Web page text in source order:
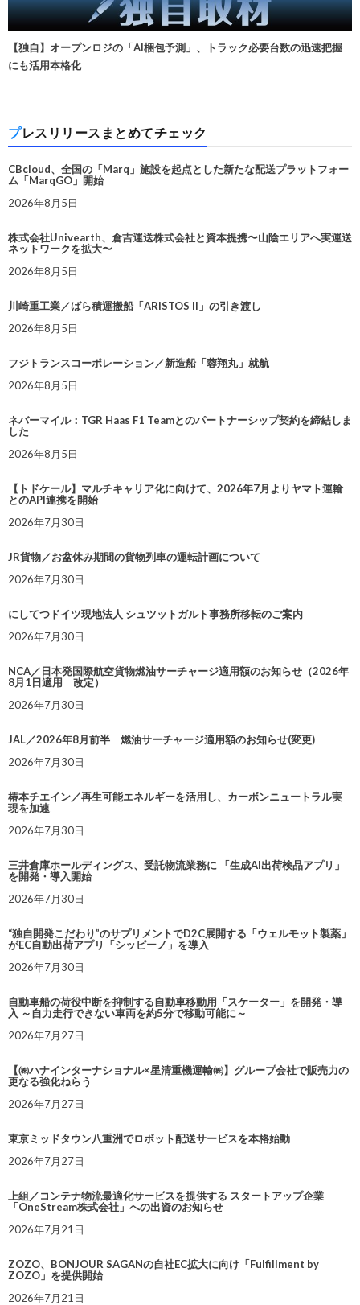
【独自】オープンロジの「AI梱包予測」、トラック必要台数の迅速把握
にも活用本格化
プレスリリースまとめてチェック
CBcloud、全国の「Marq」施設を起点とした新たな配送プラットフォー
ム「MarqGO」開始
2026年8月5日
株式会社Univearth、倉吉運送株式会社と資本提携〜山陰エリアへ実運送
ネットワークを拡大〜
2026年8月5日
川崎重工業／ばら積運搬船「ARISTOS II」の引き渡し
2026年8月5日
フジトランスコーポレーション／新造船「蓉翔丸」就航
2026年8月5日
ネバーマイル：TGR Haas F1 Teamとのパートナーシップ契約を締結しま
した
2026年8月5日
【トドケール】マルチキャリア化に向けて、2026年7月よりヤマト運輸
とのAPI連携を開始
2026年7月30日
JR貨物／お盆休み期間の貨物列車の運転計画について
2026年7月30日
にしてつドイツ現地法人 シュツットガルト事務所移転のご案内
2026年7月30日
NCA／日本発国際航空貨物燃油サーチャージ適用額のお知らせ（2026年
8月1日適用 改定）
2026年7月30日
JAL／2026年8月前半 燃油サーチャージ適用額のお知らせ(変更)
2026年7月30日
椿本チエイン／再生可能エネルギーを活用し、カーボンニュートラル実
現を加速
2026年7月30日
三井倉庫ホールディングス、受託物流業務に 「生成AI出荷検品アプリ」
を開発・導入開始
2026年7月30日
“独自開発こだわり”のサプリメントでD2C展開する「ウェルモット製薬」
がEC自動出荷アプリ「シッピーノ」を導入
2026年7月30日
自動車船の荷役中断を抑制する自動車移動用「スケーター」を開発・導
入 ～自力走行できない車両を約5分で移動可能に～
2026年7月27日
【㈱ハナインターナショナル×星清重機運輸㈱】グループ会社で販売力の
更なる強化ねらう
2026年7月27日
東京ミッドタウン八重洲でロボット配送サービスを本格始動
2026年7月27日
上組／コンテナ物流最適化サービスを提供する スタートアップ企業
「OneStream株式会社」への出資のお知らせ
2026年7月21日
ZOZO、BONJOUR SAGANの自社EC拡大に向け「Fulfillment by
ZOZO」を提供開始
2026年7月21日